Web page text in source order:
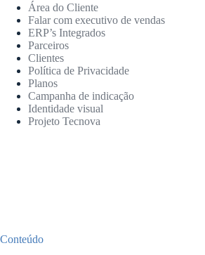
Área do Cliente
Falar com executivo de vendas
ERP’s Integrados
Parceiros
Clientes
Política de Privacidade
Planos
Campanha de indicação
Identidade visual
Projeto Tecnova
Conteúdo